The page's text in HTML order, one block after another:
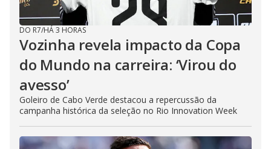
DO R7/HÁ 3 HORAS
Vozinha revela impacto da Copa
do Mundo na carreira: ‘Virou do
avesso’
Goleiro de Cabo Verde destacou a repercussão da
campanha histórica da seleção no Rio Innovation Week